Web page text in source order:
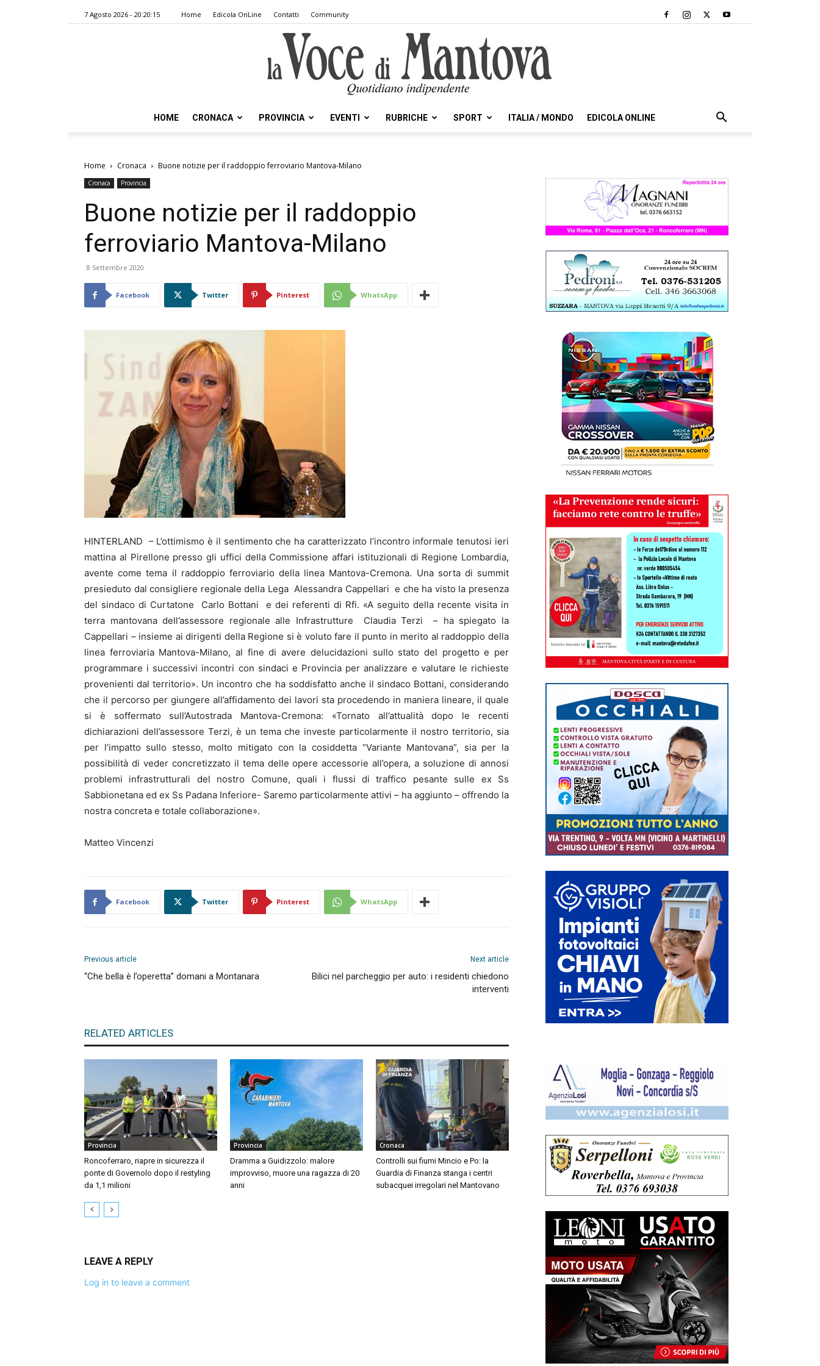
7 Agosto 2026 - 20:20:15 Home Edicola OnLine Contatti Community
Voce
HOME CRONACA PROVINCIA EVENTI RUBRICHE SPORT ITALIA / MONDO EDICOLA ONLINE
Home Cronaca Buone notizie per il raddoppio ferroviario Mantova-Milano
Cronaca Provincia
Buone notizie per il raddoppio
ferroviario Mantova-Milano
8 Settembre 2020
Facebook Twitter Pinterest WhatsApp
HINTERLAND – L’ottimismo è il sentimento che ha caratterizzato l’incontro informale tenutosi ieri
mattina al Pirellone presso gli uffici della Commissione affari istituzionali di Regione Lombardia,
avente come tema il raddoppio ferroviario della linea Mantova-Cremona. Una sorta di summit
presieduto dal consigliere regionale della Lega Alessandra Cappellari e che ha visto la presenza
del sindaco di Curtatone Carlo Bottani e dei referenti di Rfi. «A seguito della recente visita in
terra mantovana dell’assessore regionale alle Infrastrutture Claudia Terzi – ha spiegato la
Cappellari – insieme ai dirigenti della Regione si è voluto fare il punto in merito al raddoppio della
linea ferroviaria Mantova-Milano, al fine di avere delucidazioni sullo stato del progetto e per
programmare i successivi incontri con sindaci e Provincia per analizzare e valutare le richieste
provenienti dal territorio». Un incontro che ha soddisfatto anche il sindaco Bottani, considerando
che il percorso per giungere all’affidamento dei lavori sta procedendo in maniera lineare, il quale
si è soffermato sull’Autostrada Mantova-Cremona: «Tornato all’attualità dopo le recenti
dichiarazioni dell’assessore Terzi, è un tema che investe particolarmente il nostro territorio, sia
per l’impatto sullo stesso, molto mitigato con la cosiddetta “Variante Mantovana”, sia per la
possibilità di veder concretizzato il tema delle opere accessorie all’opera, a soluzione di annosi
problemi infrastrutturali del nostro Comune, quali i flussi di traffico pesante sulle ex Ss
Sabbionetana ed ex Ss Padana Inferiore- Saremo particolarmente attivi – ha aggiunto – offrendo la
nostra concreta e totale collaborazione».
Matteo Vincenzi
Facebook Twitter Pinterest WhatsApp
Previous article
“Che bella è l’operetta” domani a Montanara
Next article
Bilici nel parcheggio per auto: i residenti chiedono
interventi
RELATED ARTICLES
Provincia
Roncoferraro, riapre in sicurezza il
ponte di Governolo dopo il restyling
da 1,1 milioni
Provincia
Dramma a Guidizzolo: malore
improvviso, muore una ragazza di 20
anni
Cronaca
Controlli sui fiumi Mincio e Po: la
Guardia di Finanza stanga i centri
subacquei irregolari nel Mantovano
LEAVE A REPLY
Log in to leave a comment